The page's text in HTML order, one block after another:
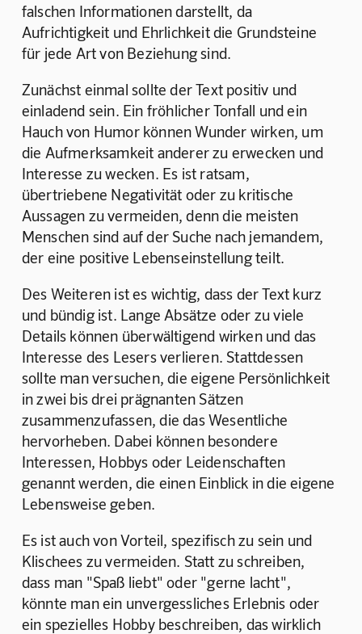
falschen Informationen darstellt, da
Aufrichtigkeit und Ehrlichkeit die Grundsteine
für jede Art von Beziehung sind.
Zunächst einmal sollte der Text positiv und
einladend sein. Ein fröhlicher Tonfall und ein
Hauch von Humor können Wunder wirken, um
die Aufmerksamkeit anderer zu erwecken und
Interesse zu wecken. Es ist ratsam,
übertriebene Negativität oder zu kritische
Aussagen zu vermeiden, denn die meisten
Menschen sind auf der Suche nach jemandem,
der eine positive Lebenseinstellung teilt.
Des Weiteren ist es wichtig, dass der Text kurz
und bündig ist. Lange Absätze oder zu viele
Details können überwältigend wirken und das
Interesse des Lesers verlieren. Stattdessen
sollte man versuchen, die eigene Persönlichkeit
in zwei bis drei prägnanten Sätzen
zusammenzufassen, die das Wesentliche
hervorheben. Dabei können besondere
Interessen, Hobbys oder Leidenschaften
genannt werden, die einen Einblick in die eigene
Lebensweise geben.
Es ist auch von Vorteil, spezifisch zu sein und
Klischees zu vermeiden. Statt zu schreiben,
dass man "Spaß liebt" oder "gerne lacht",
könnte man ein unvergessliches Erlebnis oder
ein spezielles Hobby beschreiben, das wirklich